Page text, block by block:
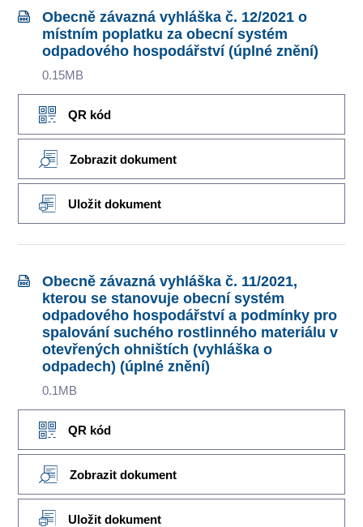
Obecně závazná vyhláška č. 12/2021 o
místním poplatku za obecní systém
odpadového hospodářství (úplné znění)
0.15MB
QR kód
Zobrazit dokument
Uložit dokument
Obecně závazná vyhláška č. 11/2021,
kterou se stanovuje obecní systém
odpadového hospodářství a podmínky pro
spalování suchého rostlinného materiálu v
otevřených ohništích (vyhláška o
odpadech) (úplné znění)
0.1MB
QR kód
Zobrazit dokument
Uložit dokument